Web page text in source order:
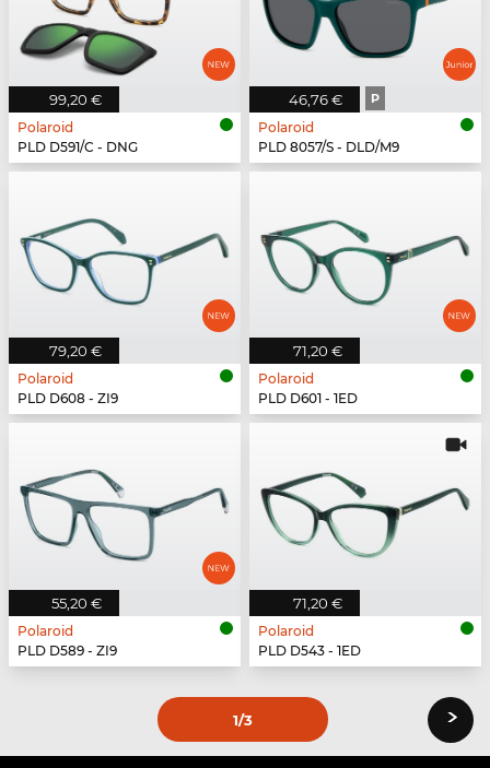
99,20 €
Polaroid
PLD D591/C - DNG
46,76 € P
Polaroid
PLD 8057/S - DLD/M9
79,20 €
Polaroid
PLD D608 - ZI9
71,20 €
Polaroid
PLD D601 - 1ED
55,20 €
Polaroid
PLD D589 - ZI9
71,20 €
Polaroid
PLD D543 - 1ED
1/3 ›